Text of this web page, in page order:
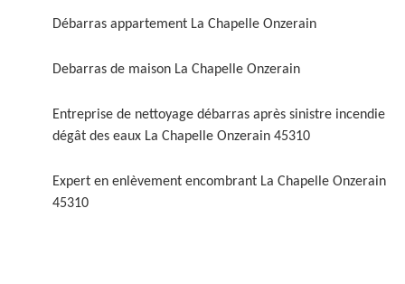
Débarras appartement La Chapelle Onzerain
Debarras de maison La Chapelle Onzerain
Entreprise de nettoyage débarras après sinistre incendie
dégât des eaux La Chapelle Onzerain 45310
Expert en enlèvement encombrant La Chapelle Onzerain
45310